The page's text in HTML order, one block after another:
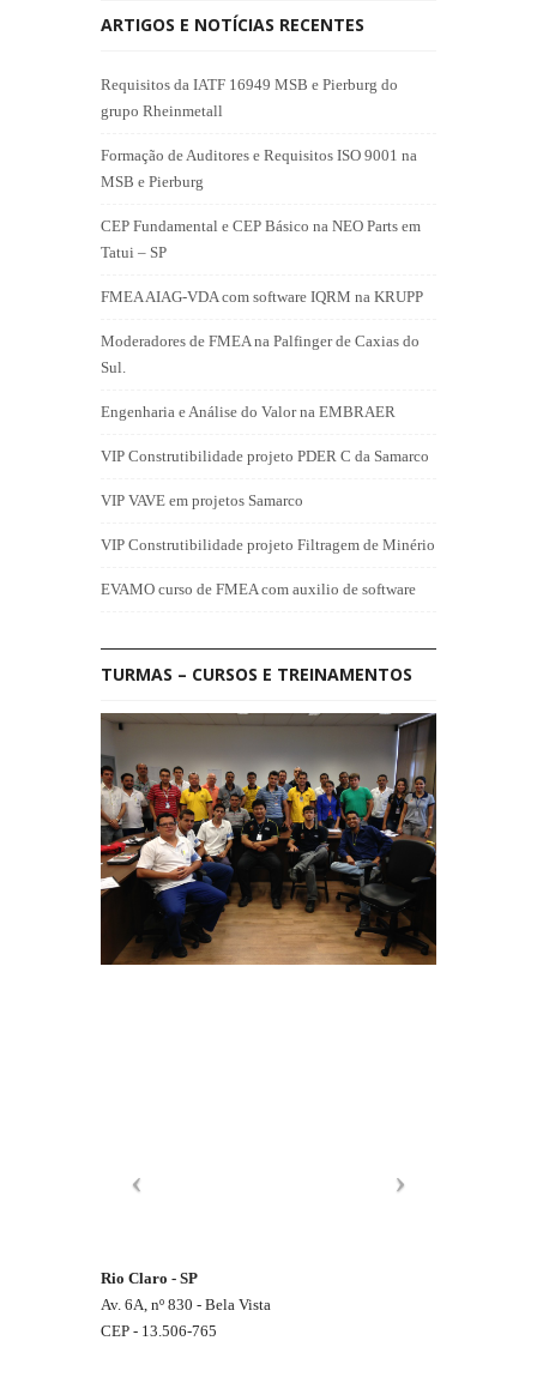
ARTIGOS E NOTÍCIAS RECENTES
Requisitos da IATF 16949 MSB e Pierburg do
grupo Rheinmetall
Formação de Auditores e Requisitos ISO 9001 na
MSB e Pierburg
CEP Fundamental e CEP Básico na NEO Parts em
Tatui – SP
FMEA AIAG-VDA com software IQRM na KRUPP
Moderadores de FMEA na Palfinger de Caxias do
Sul.
Engenharia e Análise do Valor na EMBRAER
VIP Construtibilidade projeto PDER C da Samarco
VIP VAVE em projetos Samarco
VIP Construtibilidade projeto Filtragem de Minério
EVAMO curso de FMEA com auxilio de software
TURMAS – CURSOS E TREINAMENTOS
Rio Claro - SP
Av. 6A, nº 830 - Bela Vista
CEP - 13.506-765